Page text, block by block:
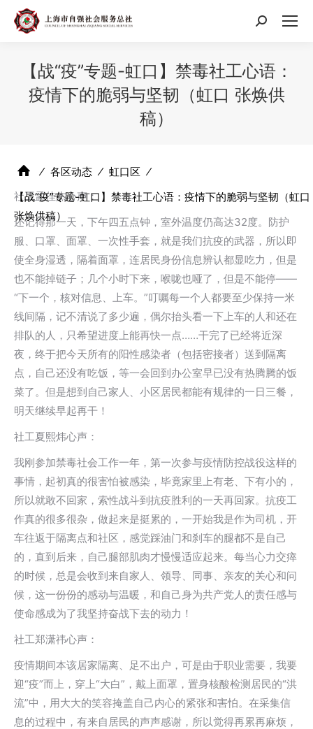
搜
【战“疫”专题-虹口】禁毒社工心语：
疫情下的脆弱与坚韧（虹口 张焕供
稿）
⁄ 各区动态 ⁄ 虹口区 ⁄
【战“疫”专题-虹口】禁毒社工心语：疫情下的脆弱与坚韧（虹口
张焕供稿）
社工孟佳杰心声：
还记得那一天，下午四五点钟，室外温度仍高达32度。防护
服、口罩、面罩、一次性手套，就是我们抗疫的武器，所以即
使全身湿透，隔着面罩，连居民身份信息辨认都显吃力，但是
也不能掉链子；几个小时下来，喉咙也哑了，但是不能停——
“下一个，核对信息、上车。”叮嘱每一个人都要至少保持一米
线间隔，记不清说了多少遍，偶尔抬头看一下上车的人和还在
排队的人，只希望进度上能再快一点……干完了已经将近深
夜，终于把今天所有的阳性感染者（包括密接者）送到隔离
点，自己还没有吃饭，等一会回到办公室早已没有热腾腾的饭
菜了。但是想到自己家人、小区居民都能有规律的一日三餐，
明天继续早起再干！
社工夏熙炜心声：
我刚参加禁毒社会工作一年，第一次参与疫情防控战役这样的
事情，起初真的很害怕被感染，毕竟家里上有老、下有小的，
所以就敢不回家，索性战斗到抗疫胜利的一天再回家。抗疫工
作真的很多很杂，做起来是挺累的，一开始我是作为司机，开
车往返于隔离点和社区，感觉踩油门和刹车的腿都不是自己
的，直到后来，自己腿部肌肉才慢慢适应起来。每当心力交瘁
的时候，总是会收到来自家人、领导、同事、亲友的关心和问
候，这一份份的感动与温暖，和自己身为共产党人的责任感与
使命感成为了我坚持奋战下去的动力！
社工郑潇祎心声：
疫情期间本该居家隔离、足不出户，可是由于职业需要，我要
迎“疫”而上，穿上“大白”，戴上面罩，置身核酸检测居民的“洪
流”中，用大大的笑容掩盖自己内心的紧张和害怕。在采集信
息的过程中，有来自居民的声声感谢，所以觉得再累再麻烦，